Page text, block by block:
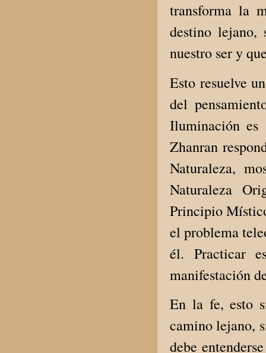
transforma la
destino lejano,
nuestro ser y
Esto resuelve
del
Iluminación es
Zhanran
Naturaleza,
Naturaleza
Principio
el problema
él. Practicar
manifestación
En la fe, esto
camino lejano,
debe